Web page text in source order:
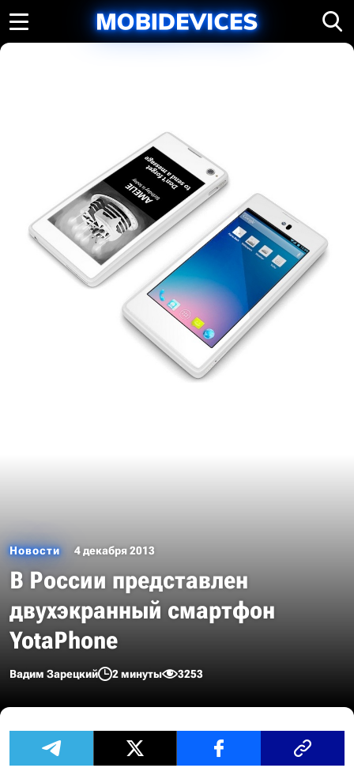
Новости 4 декабря 2013
В России представлен
двухэкранный смартфон
YotaPhone
Вадим Зарецкий 2 минуты 3253